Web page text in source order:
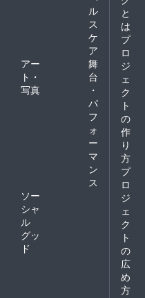
ル
ス
ケ
ア
アー
ト・
写真
舞
台
・
パ
フ
ォ
ー
マ
ン
ス
ソー
シャ
ル
グッ
ド
と
は
プ
ロ
ジ
ェ
ク
ト
の
作
り
方
プ
ロ
ジ
ェ
ク
ト
の
広
め
方